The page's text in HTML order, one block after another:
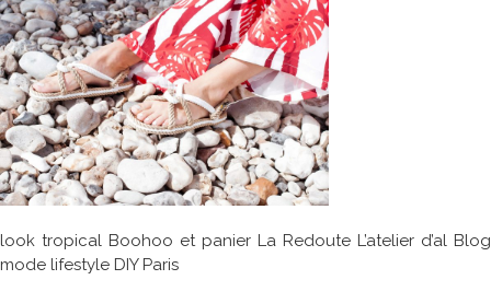
look tropical Boohoo et panier La Redoute L’atelier d’al Blog
mode lifestyle DIY Paris